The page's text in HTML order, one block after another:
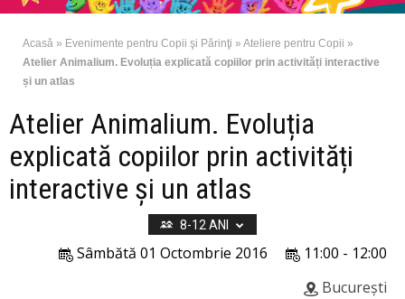
Acasă » Evenimente pentru Copii şi Părinţi » Ateliere pentru Copii »
Atelier Animalium. Evoluția explicată copiilor prin activități interactive
și un atlas
Atelier Animalium. Evoluția
explicată copiilor prin activități
interactive și un atlas
8-12 ANI
11:00 - 12:00
Sâmbătă 01 Octombrie 2016
București